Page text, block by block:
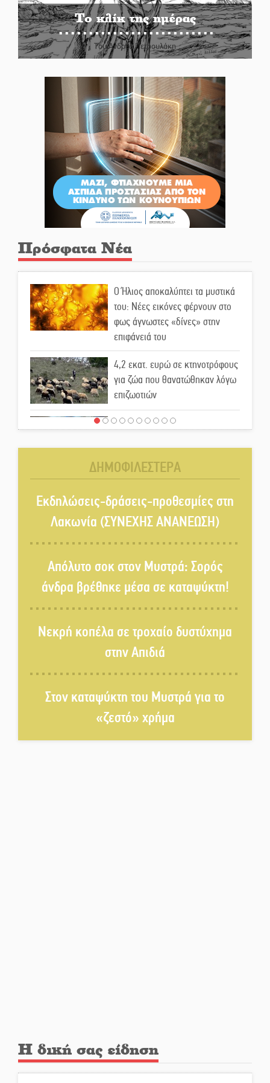
Το κλίκ της ημέρας
Του Ανδρέα Πετρουλάκη
Πρόσφατα Νέα
Ο Ήλιος αποκαλύπτει τα μυστικά
του: Νέες εικόνες φέρνουν στο
φως άγνωστες «δίνες» στην
επιφάνειά του
4,2 εκατ. ευρώ σε κτηνοτρόφους
για ζώα που θανατώθηκαν λόγω
επιζωοτιών
Η ψυχολογία της ανατροπής στο
Ένα «ταξίδι» τέχνης και
χρωμάτων στη Νεάπολη
Τα Λαγκάδια κρατούν ζωντανή
την τέχνη της πέτρας
δίνει «χρώμα» στον Αύγουστο
του Λαχίου
Χασισοφυτεία στην
ψυχαγωγία
ΔΗΜΟΦΙΛΕΣΤΕΡΑ
Εκδηλώσεις-δράσεις-προθεσμίες στη
Λακωνία (ΣΥΝΕΧΗΣ ΑΝΑΝΕΩΣΗ)
Απόλυτο σοκ στον Μυστρά: Σορός
άνδρα βρέθηκε μέσα σε καταψύκτη!
Νεκρή κοπέλα σε τροχαίο δυστύχημα
στην Απιδιά
Στον καταψύκτη του Μυστρά για το
«ζεστό» χρήμα
Η δική σας είδηση